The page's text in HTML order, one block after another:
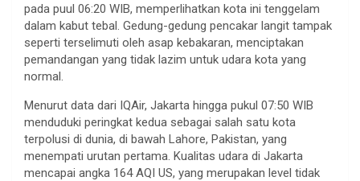
pada puul 06:20 WIB, memperlihatkan kota ini tenggelam
dalam kabut tebal. Gedung-gedung pencakar langit tampak
seperti terselimuti oleh asap kebakaran, menciptakan
pemandangan yang tidak lazim untuk udara kota yang
normal.
Menurut data dari IQAir, Jakarta hingga pukul 07:50 WIB
menduduki peringkat kedua sebagai salah satu kota
terpolusi di dunia, di bawah Lahore, Pakistan, yang
menempati urutan pertama. Kualitas udara di Jakarta
mencapai angka 164 AQI US, yang merupakan level tidak